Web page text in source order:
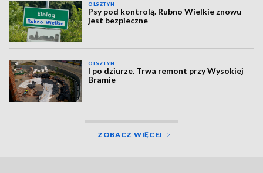
OLSZTYN
Psy pod kontrolą. Rubno Wielkie znowu
jest bezpieczne
OLSZTYN
I po dziurze. Trwa remont przy Wysokiej
Bramie
ZOBACZ WIĘCEJ